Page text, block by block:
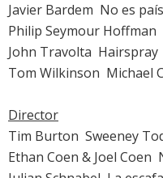
Javier Bardem No es
Philip Seymour Hoffman
John Travolta Hairspray
Tom Wilkinson Michael
Director
Tim Burton  Sweeney
Ethan Coen & Joel Coen 